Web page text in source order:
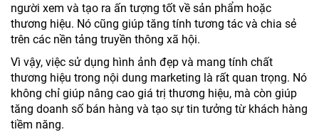
người xem và tạo ra ấn tượng tốt về sản phẩm hoặc
thương hiệu. Nó cũng giúp tăng tính tương tác và chia sẻ
trên các nền tảng truyền thông xã hội.
Vì vậy, việc sử dụng hình ảnh đẹp và mang tính chất
thương hiệu trong nội dung marketing là rất quan trọng. Nó
không chỉ giúp nâng cao giá trị thương hiệu, mà còn giúp
tăng doanh số bán hàng và tạo sự tin tưởng từ khách hàng
tiềm năng.